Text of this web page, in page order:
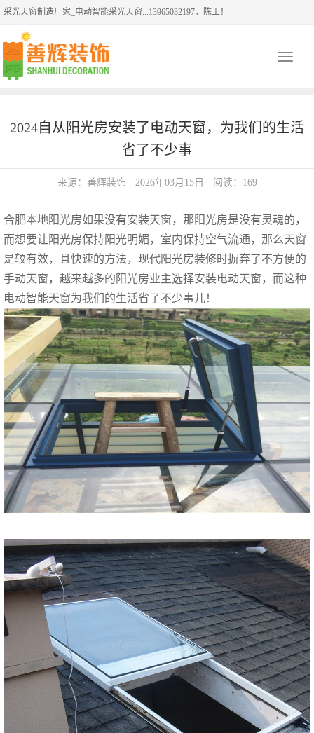
采光天窗制造厂家_电动智能采光天窗...13965032197，陈工！
Toggle
2024自从阳光房安装了电动天窗，为我们的生活
省了不少事
来源：善辉装饰 2026年03月15日 阅读：169
合肥本地阳光房如果没有安装天窗，那阳光房是没有灵魂的，
而想要让阳光房保持阳光明媚，室内保持空气流通，那么天窗
是较有效，且快速的方法，现代阳光房装修时摒弃了不方便的
手动天窗，越来越多的阳光房业主选择安装电动天窗，而这种
电动智能天窗为我们的生活省了不少事儿！